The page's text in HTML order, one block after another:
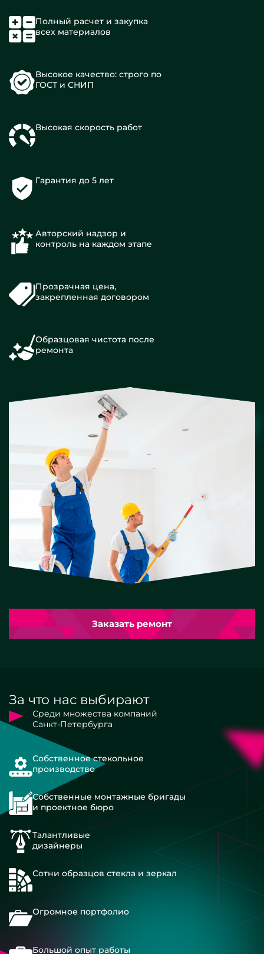
Полный расчет и закупка
всех материалов
Высокое качество: строго по
ГОСТ и СНИП
Высокая скорость работ
Гарантия до 5 лет
Авторский надзор и
контроль на каждом этапе
Прозрачная цена,
закрепленная договором
Образцовая чистота после
ремонта
Заказать ремонт
За что нас выбирают
Среди множества компаний
Санкт-Петербурга
Собственное стекольное
производство
Собственные монтажные бригады
и проектное бюро
Талантливые
дизайнеры
Сотни образцов стекла и зеркал
Огромное портфолио
Большой опыт работы